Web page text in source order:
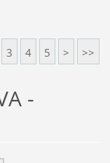
3 4 5 > >>
-